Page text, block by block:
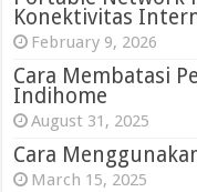
Konektivitas
February 9, 2026
Cara Membatasi
Indihome
August 31, 2025
Cara
March 15, 2025